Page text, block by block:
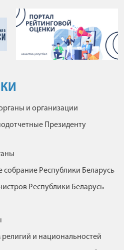
и организации
Президенту
Республики Беларусь
Республики Беларусь
и национальностей